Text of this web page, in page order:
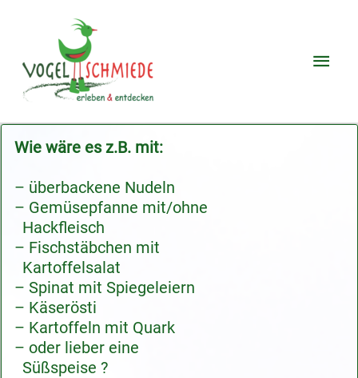
Wie wäre es z.B. mit:
– überbackene Nudeln
– Gemüsepfanne mit/ohne
Hackfleisch
– Fischstäbchen mit
Kartoffelsalat
– Spinat mit Spiegeleiern
– Käserösti
– Kartoffeln mit Quark
– oder lieber eine
Süßspeise ?